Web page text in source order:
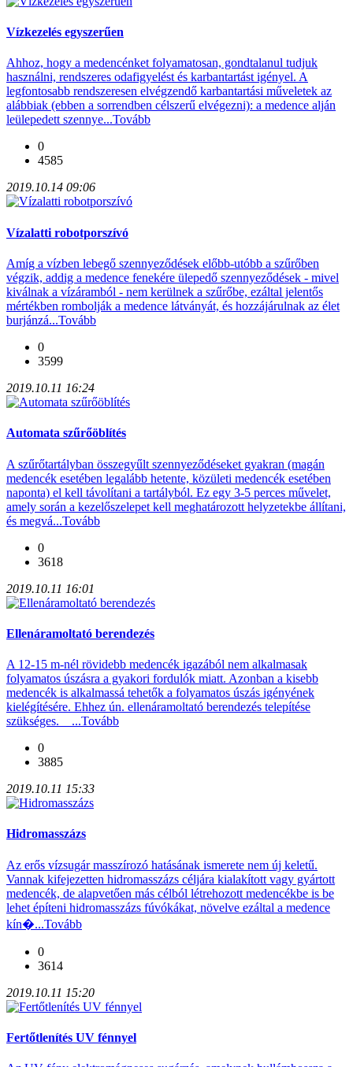
Vízkezelés egyszerűen
Ahhoz, hogy a medencénket folyamatosan, gondtalanul tudjuk
használni, rendszeres odafigyelést és karbantartást igényel. A
legfontosabb rendszeresen elvégzendő karbantartási műveletek az
alábbiak (ebben a sorrendben célszerű elvégezni): a medence alján
leülepedett szennye...Tovább
0
4585
2019.10.14 09:06
Vízalatti robotporszívó
Amíg a vízben lebegő szennyeződések előbb-utóbb a szűrőben
végzik, addig a medence fenekére ülepedő szennyeződések - mivel
kiválnak a vízáramból - nem kerülnek a szűrőbe, ezáltal jelentős
mértékben rombolják a medence látványát, és hozzájárulnak az élet
burjánzá...Tovább
0
3599
2019.10.11 16:24
Automata szűrőöblítés
A szűrőtartályban összegyűlt szennyeződéseket gyakran (magán
medencék esetében legalább hetente, közületi medencék esetében
naponta) el kell távolítani a tartályból. Ez egy 3-5 perces művelet,
amely során a kezelőszelepet kell meghatározott helyzetekbe állítani,
és megvá...Tovább
0
3618
2019.10.11 16:01
Ellenáramoltató berendezés
A 12-15 m-nél rövidebb medencék igazából nem alkalmasak
folyamatos úszásra a gyakori fordulók miatt. Azonban a kisebb
medencék is alkalmassá tehetők a folyamatos úszás igényének
kielégítésére. Ehhez ún. ellenáramoltató berendezés telepítése
szükséges. ...Tovább
0
3885
2019.10.11 15:33
Hidromasszázs
Az erős vízsugár masszírozó hatásának ismerete nem új keletű.
Vannak kifejezetten hidromasszázs céljára kialakított vagy gyártott
medencék, de alapvetően más célból létrehozott medencékbe is be
lehet építeni hidromasszázs fúvókákat, növelve ezáltal a medence
kín�...Tovább
0
3614
2019.10.11 15:20
Fertőtlenítés UV fénnyel